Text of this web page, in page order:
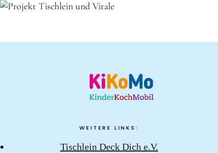
WEITERE LINKS:
Tischlein Deck Dich e.V.